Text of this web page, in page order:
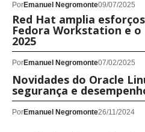
PorEmanuel Negromonte09/07/2025
Red Hat amplia
Fedora Workstation e
2025
PorEmanuel Negromonte07/02/2025
Novidades do Oracle
segurança e
PorEmanuel Negromonte26/11/2024